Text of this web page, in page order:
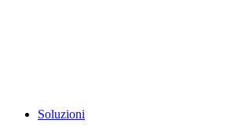
Soluzioni